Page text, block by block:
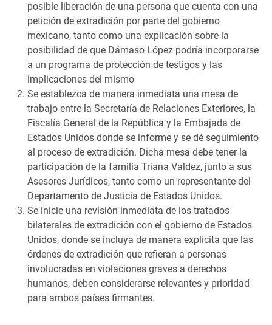
posible liberación de una persona que cuenta con una
petición de extradición por parte del gobierno
mexicano, tanto como una explicación sobre la
posibilidad de que Dámaso López podría incorporarse
a un programa de protección de testigos y las
implicaciones del mismo
Se establezca de manera inmediata una mesa de
trabajo entre la Secretaría de Relaciones Exteriores, la
Fiscalía General de la República y la Embajada de
Estados Unidos donde se informe y se dé seguimiento
al proceso de extradición. Dicha mesa debe tener la
participación de la familia Triana Valdez, junto a sus
Asesores Jurídicos, tanto como un representante del
Departamento de Justicia de Estados Unidos.
Se inicie una revisión inmediata de los tratados
bilaterales de extradición con el gobierno de Estados
Unidos, donde se incluya de manera explícita que las
órdenes de extradición que refieran a personas
involucradas en violaciones graves a derechos
humanos, deben considerarse relevantes y prioridad
para ambos países firmantes.